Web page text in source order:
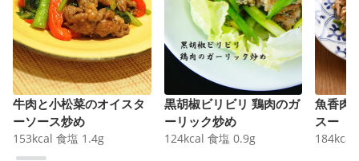
牛肉と小松菜のオイスタ
ーソース炒め
153kcal 食塩 1.4g
黒胡椒ビリビリ 鶏肉のガ
ーリック炒め
124kcal 食塩 0.9g
魚香肉
スー
184kcal